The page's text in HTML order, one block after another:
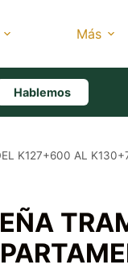
Más
Hablemos
K127+600 AL